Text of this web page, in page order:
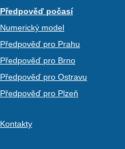
Předpověď počasí
Numerický model
Předpověď pro Prahu
Předpověď pro Brno
Předpověď pro Ostravu
Předpověď pro Plzeň
Kontakty